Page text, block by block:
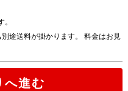
途送料が掛かります。 料金はお見
へ進む